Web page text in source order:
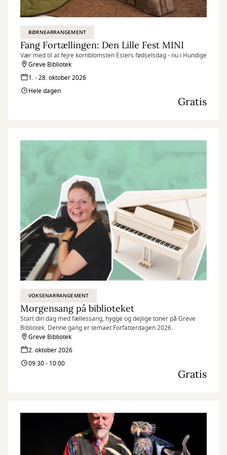
BØRNEARRANGEMENT
Fang Fortællingen: Den Lille Fest MINI
Vær med til at fejre kornblomsten Esters fødselsdag - nu i Hundige
Greve Bibliotek
1. - 28. oktober 2026
Hele dagen
Gratis
VOKSENARRANGEMENT
Morgensang på biblioteket
Start din dag med fællessang, hygge og dejlige toner på Greve
Bibliotek. Denne gang er temaet Forfatterdagen 2026.
Greve Bibliotek
2. oktober 2026
09:30 - 10:00
Gratis